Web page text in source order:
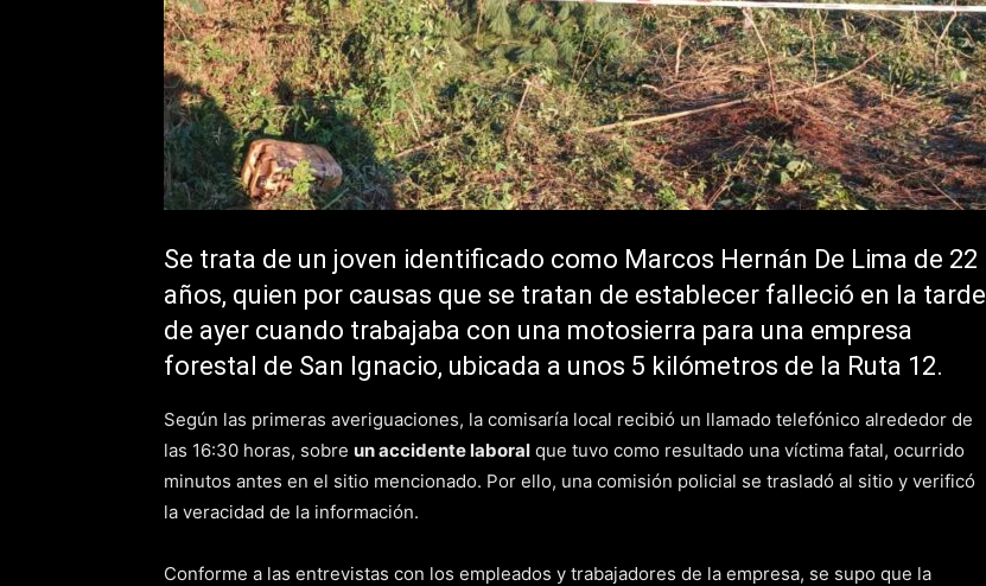
Se trata de un joven identificado como Marcos Hernán De Lima de 22
años, quien por causas que se tratan de establecer falleció en la tarde
de ayer cuando trabajaba con una motosierra para una empresa
forestal de San Ignacio, ubicada a unos 5 kilómetros de la Ruta 12.
Según las primeras averiguaciones, la comisaría local recibió un llamado telefónico alrededor de
las 16:30 horas, sobre un accidente laboral que tuvo como resultado una víctima fatal, ocurrido
minutos antes en el sitio mencionado. Por ello, una comisión policial se trasladó al sitio y verificó
la veracidad de la información.
Conforme a las entrevistas con los empleados y trabajadores de la empresa, se supo que la